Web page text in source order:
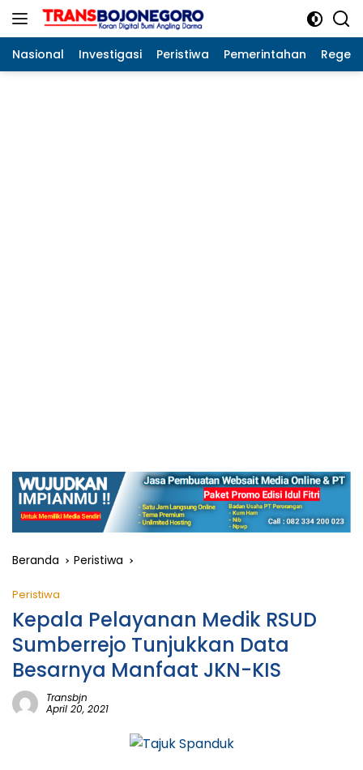
Langsung
Nasional Investigasi Peristiwa Pemerintahan
Beranda Peristiwa
Peristiwa
Kepala Pelayanan Medik RSUD
Sumberrejo Tunjukkan Data
Besarnya Manfaat JKN-KIS
Transbjn
April 20, 2021